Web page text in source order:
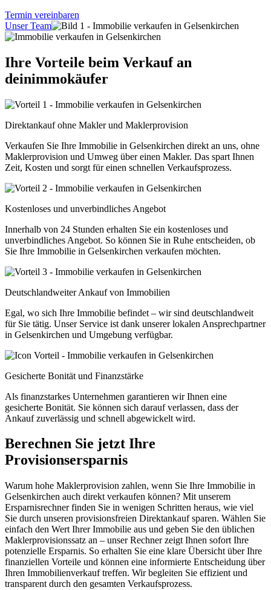
Termin vereinbaren
Unser Team
Ihre Vorteile beim Verkauf an
deinimmokäufer
Direktankauf ohne Makler und Maklerprovision
Verkaufen Sie Ihre Immobilie in Gelsenkirchen direkt an uns, ohne
Maklerprovision und Umweg über einen Makler. Das spart Ihnen
Zeit, Kosten und sorgt für einen schnellen Verkaufsprozess.
Kostenloses und unverbindliches Angebot
Innerhalb von 24 Stunden erhalten Sie ein kostenloses und
unverbindliches Angebot. So können Sie in Ruhe entscheiden, ob
Sie Ihre Immobilie in Gelsenkirchen verkaufen möchten.
Deutschlandweiter Ankauf von Immobilien
Egal, wo sich Ihre Immobilie befindet – wir sind deutschlandweit
für Sie tätig. Unser Service ist dank unserer lokalen Ansprechpartner
in Gelsenkirchen und Umgebung verfügbar.
Gesicherte Bonität und Finanzstärke
Als finanzstarkes Unternehmen garantieren wir Ihnen eine
gesicherte Bonität. Sie können sich darauf verlassen, dass der
Ankauf zuverlässig und schnell abgewickelt wird.
Berechnen Sie jetzt Ihre
Provisionsersparnis
Warum hohe Maklerprovision zahlen, wenn Sie Ihre Immobilie in
Gelsenkirchen auch direkt verkaufen können? Mit unserem
Ersparnisrechner finden Sie in wenigen Schritten heraus, wie viel
Sie durch unseren provisionsfreien Direktankauf sparen. Wählen Sie
einfach den Wert Ihrer Immobilie aus und geben Sie den üblichen
Maklerprovisionssatz an – unser Rechner zeigt Ihnen sofort Ihre
potenzielle Ersparnis. So erhalten Sie eine klare Übersicht über Ihre
finanziellen Vorteile und können eine informierte Entscheidung über
Ihren Immobilienverkauf treffen. Wir begleiten Sie effizient und
transparent durch den gesamten Verkaufsprozess.